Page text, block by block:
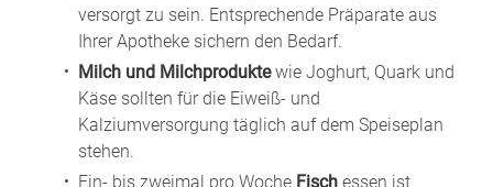
versorgt zu sein. Entsprechende Präparate aus
Ihrer Apotheke sichern den Bedarf.
Milch und Milchproduktewie Joghurt, Quark und
Käse sollten für die Eiweiß- und
Kalziumversorgung täglich auf dem Speiseplan
stehen.
Ein- bis zweimal pro Woche Fisch essen ist